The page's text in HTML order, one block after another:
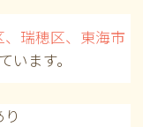
瑞穂区、東海市
います。